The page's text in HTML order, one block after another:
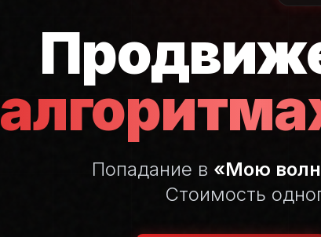
Попадание в «Мою
Стоимость